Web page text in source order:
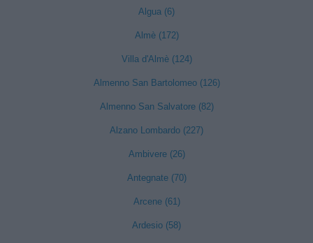
Algua (6)
Almè (172)
Villa d'Almè (124)
Almenno San Bartolomeo (126)
Almenno San Salvatore (82)
Alzano Lombardo (227)
Ambivere (26)
Antegnate (70)
Arcene (61)
Ardesio (58)